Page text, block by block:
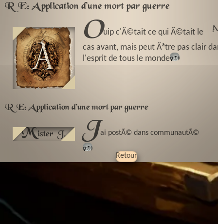
RE: Application d'une mort par guerre
ouip c'Ã©tait ce qui Ã©tait le
cas avant, mais peut Ãªtre pas clair
l'esprit de tous le monde🕬
RE: Application d'une mort par guerre
Mister_J. Jai postÃ© dans communautÃ©
🕬
Retour